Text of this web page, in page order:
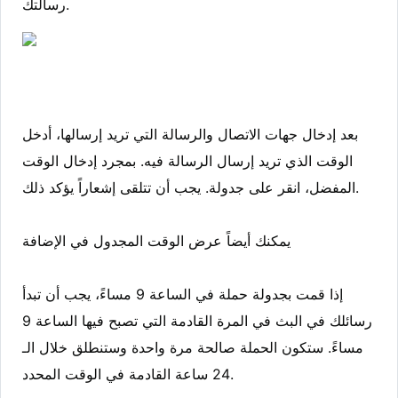
رسالتك.
بعد إدخال جهات الاتصال والرسالة التي تريد إرسالها، أدخل
الوقت الذي تريد إرسال الرسالة فيه. بمجرد إدخال الوقت
المفضل، انقر على جدولة. يجب أن تتلقى إشعاراً يؤكد ذلك.
يمكنك أيضاً عرض الوقت المجدول في الإضافة
إذا قمت بجدولة حملة في الساعة 9 مساءً، يجب أن تبدأ
رسائلك في البث في المرة القادمة التي تصبح فيها الساعة 9
مساءً. ستكون الحملة صالحة مرة واحدة وستنطلق خلال الـ
24 ساعة القادمة في الوقت المحدد.